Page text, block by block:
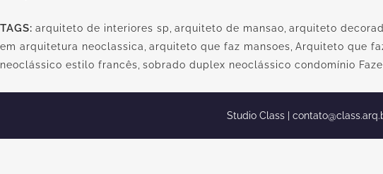
TAGS: arquiteto de interiores sp arquiteto de mansao arquiteto
em arquitetura neoclassica arquiteto que faz mansoes Arquiteto que
neoclássico estilo francês sobrado duplex neoclássico condomínio
Studio Class |